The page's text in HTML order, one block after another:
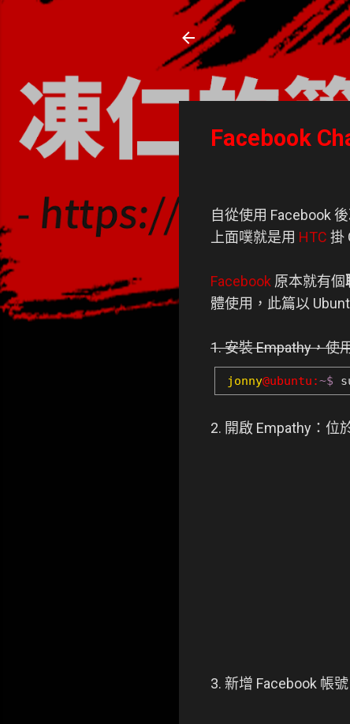
凍仁的筆記
- https://note.drx.tw
Facebook
自從使用 Facebook
上面噗就是用 HTC 掛
Facebook 原本就有個
體使用，此篇以
1. 安裝 Empathy，使
jonny@ubuntu:~$
2. 開啟 Empathy：位
3. 新增 Facebook 帳